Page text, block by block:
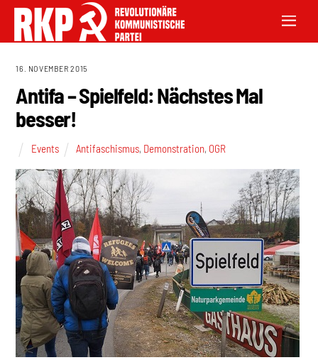
16. NOVEMBER 2015
Antifa – Spielfeld: Nächstes Mal
besser!
Events Antifaschismus, Demonstration, OGR